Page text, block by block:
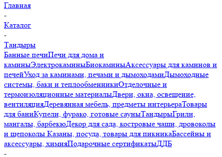
Главная
-
Каталог
-
Тандыры
Банные печиПечи для дома и
каминыЭлектрокаминыБиокаминыАксессуары для каминов и
печейУход за каминами, печами и дымоходамиДымоходные
системы, баки и теплообменникиОтделочные и
термоизоляционные материалыДвери, окна, освещение,
вентиляцияДеревянная мебель, предметы интерьераТовары
для баниКупели, фурако, готовые сауныТандырыГрили,
мангалы, барбекюДекор для сада, костровые чаши, дровоколы
и щепоколы Казаны, посуда, товары для пикникаБассейны и
аксессуары, химияПодарочные сертификатыДДБ
-